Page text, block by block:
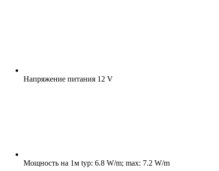
Напряжение питания 12 V
Мощность на 1м typ: 6.8 W/m; max: 7.2 W/m